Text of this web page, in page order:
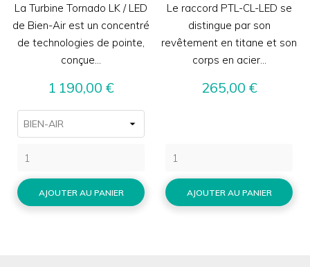
La Turbine Tornado LK / LED
de Bien-Air est un concentré
de technologies de pointe,
conçue...
Prix
1 190,00 €
AJOUTER AU PANIER
Le raccord PTL-CL-LED se
distingue par son
revêtement en titane et son
corps en acier...
Prix
265,00 €
AJOUTER AU PANIER